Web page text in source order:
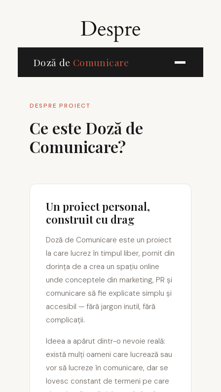
Despre
Doză de Comunicare
DESPRE PROIECT
Ce este Doză de
Comunicare?
Un proiect personal,
construit cu drag
Doză de Comunicare este un proiect
la care lucrez în timpul liber, pornit din
dorința de a crea un spațiu online
unde conceptele din marketing, PR și
comunicare să fie explicate simplu și
accesibil — fără jargon inutil, fără
complicații.
Ideea a apărut dintr-o nevoie reală:
există mulți oameni care lucrează sau
vor să lucreze în comunicare, dar se
lovesc constant de termeni pe care